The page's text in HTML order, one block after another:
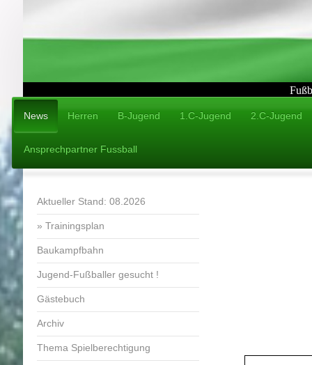
News Herren B-Jugend 1.C-Jugend 2.C-Jugend
Ansprechpartner Fussball
Aktueller Stand: 08.2026
Trainingsplan
Baukampfbahn
Jugend-Fußballer gesucht !
Gästebuch
Archiv
Thema Spielberechtigung